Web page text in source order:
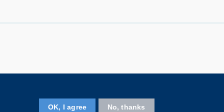
關注科大
OK, I agree No, thanks